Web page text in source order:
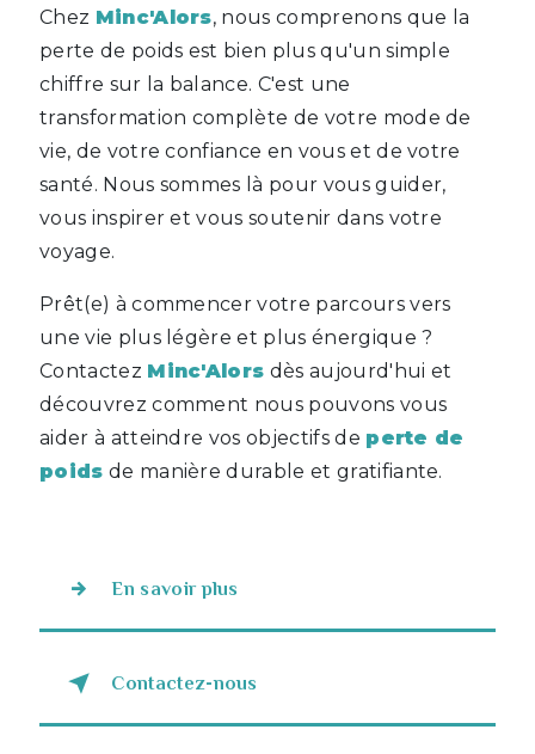
Chez Minc'Alors, nous comprenons que la
perte de poids est bien plus qu'un simple
chiffre sur la balance. C'est une
transformation complète de votre mode de
vie, de votre confiance en vous et de votre
santé. Nous sommes là pour vous guider,
vous inspirer et vous soutenir dans votre
voyage.
Prêt(e) à commencer votre parcours vers
une vie plus légère et plus énergique ?
Contactez Minc'Alors dès aujourd'hui et
découvrez comment nous pouvons vous
aider à atteindre vos objectifs de perte de
poids de manière durable et gratifiante.
En savoir plus
Contactez-nous